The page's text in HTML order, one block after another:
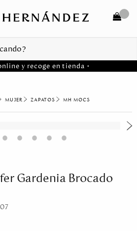
COMPRAR
y recoge en tienda •
MUJER ZAPATOS MH MOCS
Gardenia Brocado